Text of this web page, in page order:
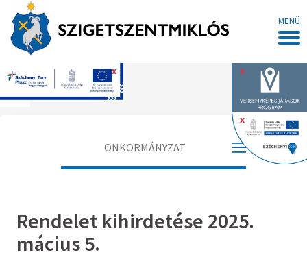
MENÜ
x
x
x
Főoldal
ÖNKORMÁNYZAT
Alpolgármester
Jegyző
Rendelet kihirdetése 2025.
mácius 5.